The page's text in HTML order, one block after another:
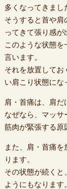
多くなってきまし
そうすると首や
ってきて張り感が
このような状態を
言います。
それを放置して
い肩こり状態にな
肩・首痛は、肩だ
なぜなら、マッ
筋肉が緊張する原
また、肩・首痛
ります。
その状態が続くと
ようにもなります。